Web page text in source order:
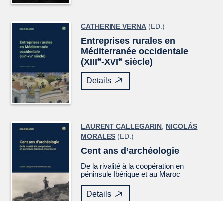
CATHERINE VERNA (ED.)
Entreprises rurales en
Méditerranée occidentale
(XIIIe-XVIe siècle)
Details
LAURENT CALLEGARIN NICOLÁS
MORALES (ED.)
Cent ans d’archéologie
De la rivalité à la coopération en
péninsule Ibérique et au Maroc
Details